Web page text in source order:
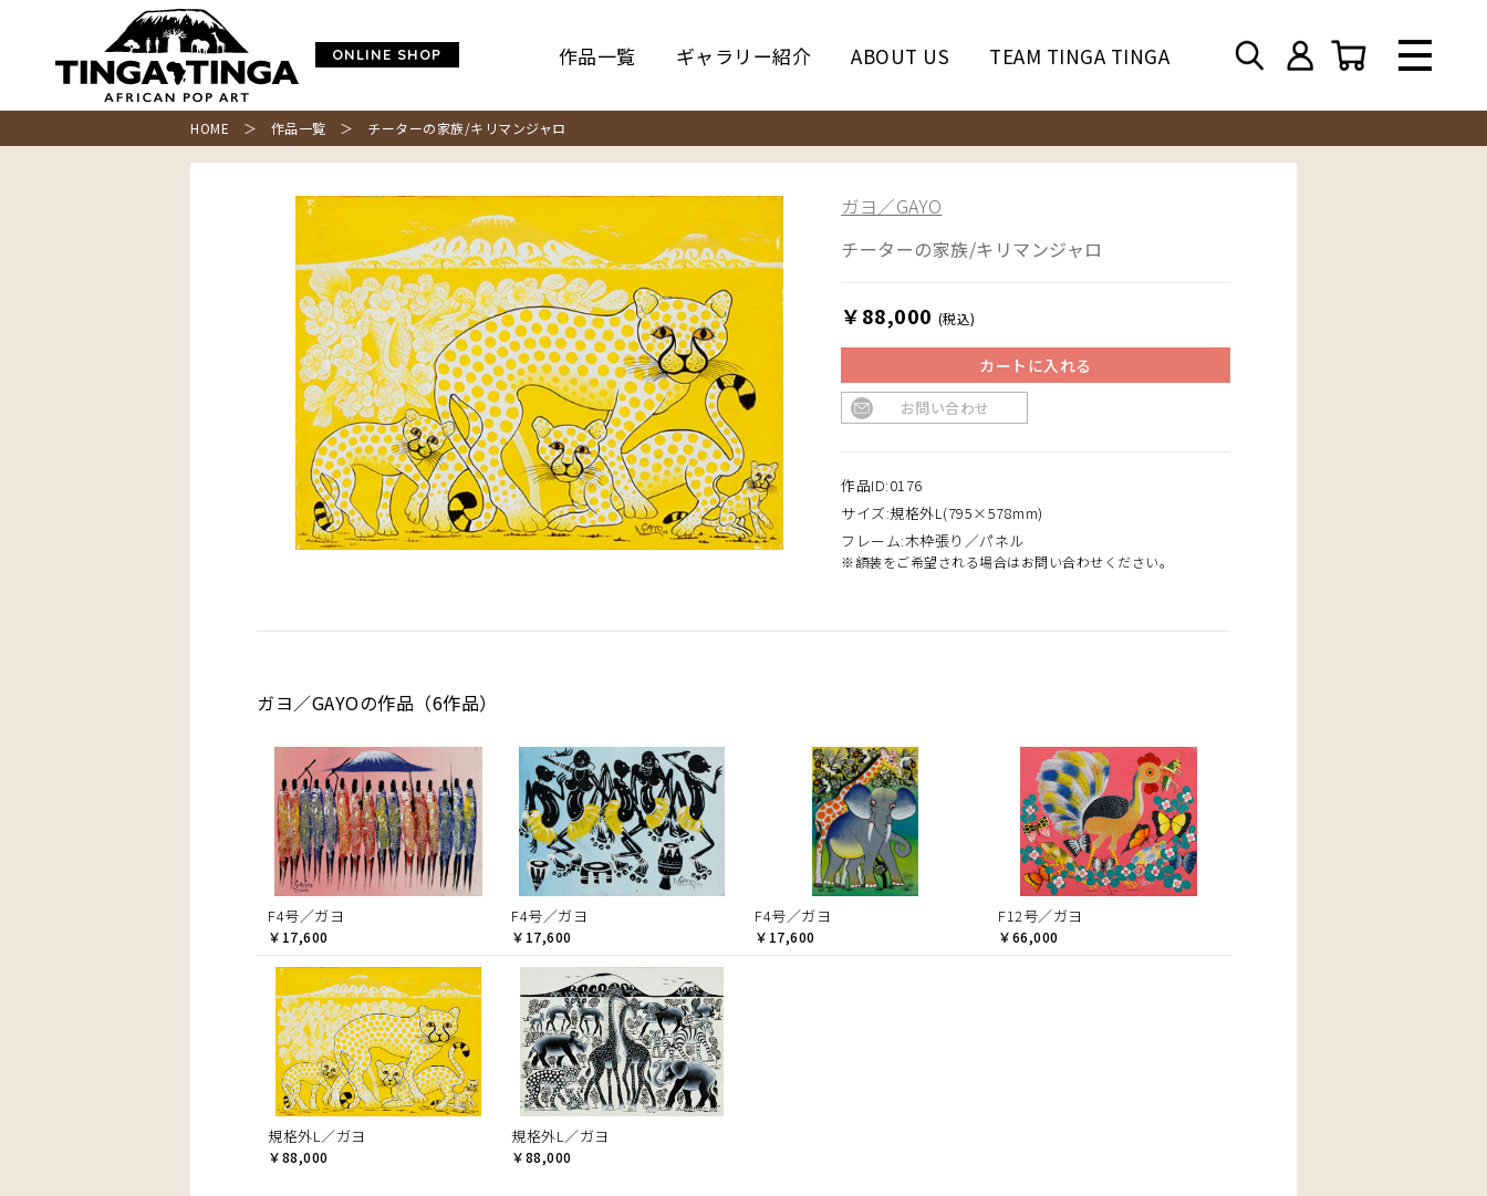
ONLINE SHOP 作品一覧 ギャラリー紹介 ABOUT US TEAM TINGA TINGA
HOME ＞ 作品一覧 ＞ チーターの家族/キリマンジャロ
ガヨ／GAYO
チーターの家族/キリマンジャロ
￥88,000 (税込)
カートに入れる
お問い合わせ
作品ID:0176
サイズ:規格外L(795×578mm)
フレーム:木枠張り／パネル
※額装をご希望される場合はお問い合わせください。
ガヨ／GAYOの作品（6作品）
F4号／ガヨ
￥17,600
F4号／ガヨ
￥17,600
F4号／ガヨ
￥17,600
F12号／ガヨ
￥66,000
規格外L／ガヨ
￥88,000
規格外L／ガヨ
￥88,000